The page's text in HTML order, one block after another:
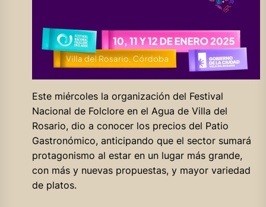
Este miércoles la organización del Festival
Nacional de Folclore en el Agua de Villa del
Rosario, dio a conocer los precios del Patio
Gastronómico, anticipando que el sector sumará
protagonismo al estar en un lugar más grande,
con más y nuevas propuestas, y mayor variedad
de platos.